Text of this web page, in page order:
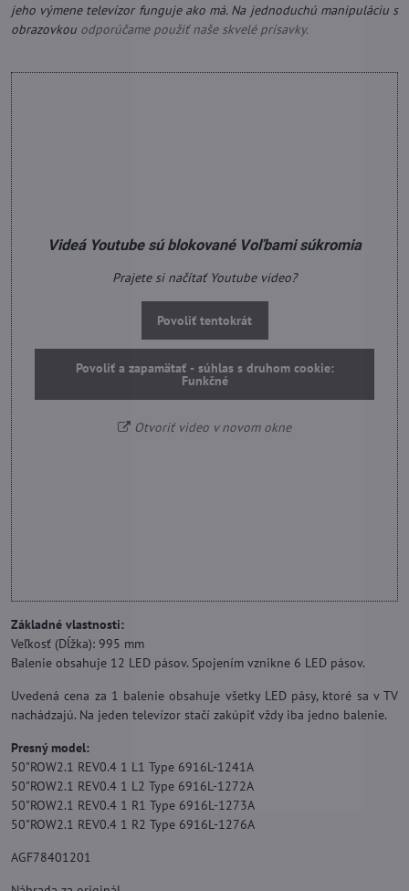
jeho výmene televízor funguje ako má. Na jednoduchú manipuláciu s
obrazovkou odporúčame použiť naše skvelé prísavky.
Videá Youtube sú blokované Voľbami súkromia
Prajete si načítať Youtube video?
Povoliť tentokrát
Povoliť a zapamätať - súhlas s druhom cookie:
Funkčné
Otvoriť video v novom okne
Základné vlastnosti:
Veľkosť (Dĺžka): 995 mm
Balenie obsahuje 12 LED pásov. Spojením vznikne 6 LED pásov.
Uvedená cena za 1 balenie obsahuje všetky LED pásy, ktoré sa v TV
nachádzajú. Na jeden televízor stačí zakúpiť vždy iba jedno balenie.
Presný model:
50"ROW2.1 REV0.4 1 L1 Type 6916L-1241A
50"ROW2.1 REV0.4 1 L2 Type 6916L-1272A
50"ROW2.1 REV0.4 1 R1 Type 6916L-1273A
50"ROW2.1 REV0.4 1 R2 Type 6916L-1276A
AGF78401201